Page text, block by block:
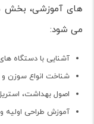
های آموزشی، بخش
می شود:
آشنایی با دستگاه
شناخت انواع سوزن و
اصول بهداشت،
آموزش طراحی اولیه